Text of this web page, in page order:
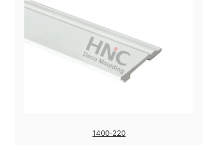
1400-220